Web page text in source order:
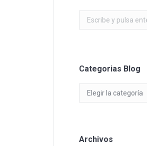
Categorias Blog
Blog
Archivos